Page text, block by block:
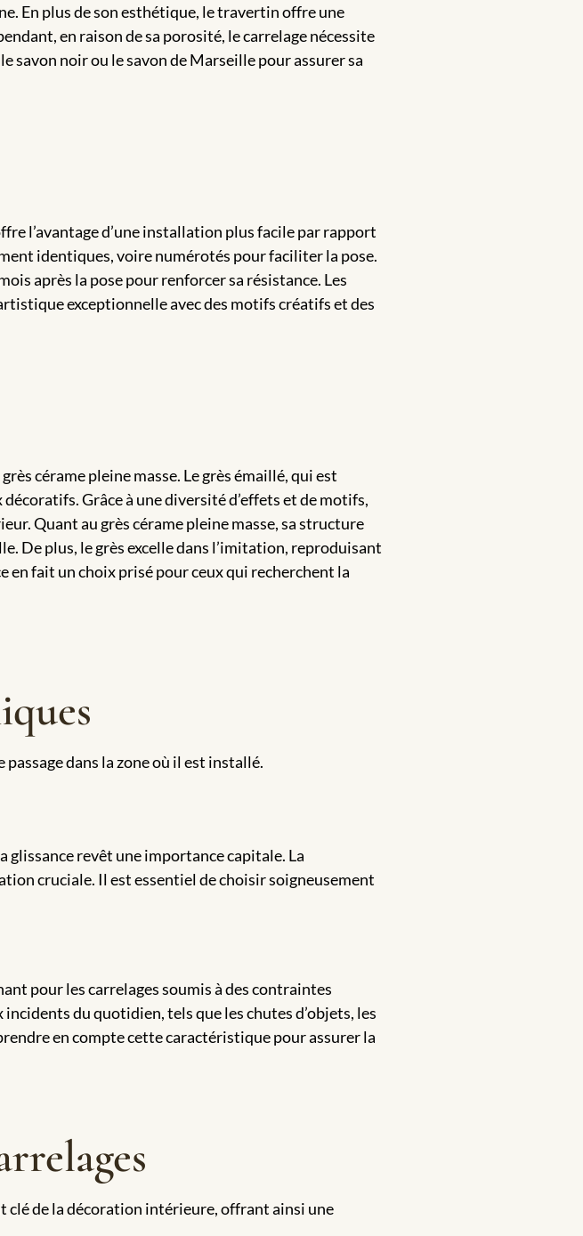
En plus de son esthétique, le travertin offre une
en raison de sa porosité, le carrelage nécessite
savon noir ou le savon de Marseille pour assurer sa
l’avantage d’une installation plus facile par rapport
identiques, voire numérotés pour faciliter la pose.
après la pose pour renforcer sa résistance. Les
exceptionnelle avec des motifs créatifs et des
cérame pleine masse. Le grès émaillé, qui est
Grâce à une diversité d’effets et de motifs,
Quant au grès cérame pleine masse, sa structure
De plus, le grès excelle dans l’imitation, reproduisant
en fait un choix prisé pour ceux qui recherchent la
dans la zone où il est installé.
glissance revêt une importance capitale. La
cruciale. Il est essentiel de choisir soigneusement
pour les carrelages soumis à des contraintes
du quotidien, tels que les chutes d’objets, les
en compte cette caractéristique pour assurer la
clé de la décoration intérieure, offrant ainsi une